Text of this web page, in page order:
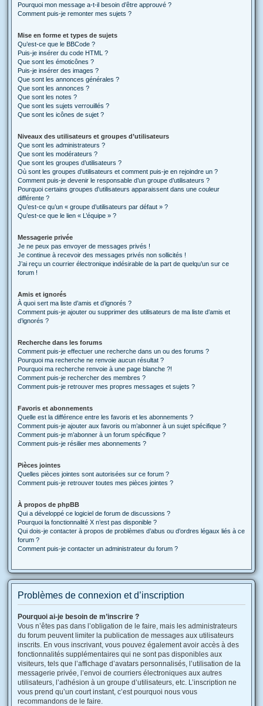
Pourquoi mon message a-t-il besoin d’être approuvé ?
Comment puis-je remonter mes sujets ?
Mise en forme et types de sujets
Qu’est-ce que le BBCode ?
Puis-je insérer du code HTML ?
Que sont les émoticônes ?
Puis-je insérer des images ?
Que sont les annonces générales ?
Que sont les annonces ?
Que sont les notes ?
Que sont les sujets verrouillés ?
Que sont les icônes de sujet ?
Niveaux des utilisateurs et groupes d’utilisateurs
Que sont les administrateurs ?
Que sont les modérateurs ?
Que sont les groupes d’utilisateurs ?
Où sont les groupes d’utilisateurs et comment puis-je en rejoindre un ?
Comment puis-je devenir le responsable d’un groupe d’utilisateurs ?
Pourquoi certains groupes d’utilisateurs apparaissent dans une couleur
différente ?
Qu’est-ce qu’un « groupe d’utilisateurs par défaut » ?
Qu’est-ce que le lien « L’équipe » ?
Messagerie privée
Je ne peux pas envoyer de messages privés !
Je continue à recevoir des messages privés non sollicités !
J’ai reçu un courrier électronique indésirable de la part de quelqu’un sur ce
forum !
Amis et ignorés
À quoi sert ma liste d’amis et d’ignorés ?
Comment puis-je ajouter ou supprimer des utilisateurs de ma liste d’amis et
d’ignorés ?
Recherche dans les forums
Comment puis-je effectuer une recherche dans un ou des forums ?
Pourquoi ma recherche ne renvoie aucun résultat ?
Pourquoi ma recherche renvoie à une page blanche ?!
Comment puis-je rechercher des membres ?
Comment puis-je retrouver mes propres messages et sujets ?
Favoris et abonnements
Quelle est la différence entre les favoris et les abonnements ?
Comment puis-je ajouter aux favoris ou m’abonner à un sujet spécifique ?
Comment puis-je m’abonner à un forum spécifique ?
Comment puis-je résilier mes abonnements ?
Pièces jointes
Quelles pièces jointes sont autorisées sur ce forum ?
Comment puis-je retrouver toutes mes pièces jointes ?
À propos de phpBB
Qui a développé ce logiciel de forum de discussions ?
Pourquoi la fonctionnalité X n’est pas disponible ?
Qui dois-je contacter à propos de problèmes d’abus ou d’ordres légaux liés à ce
forum ?
Comment puis-je contacter un administrateur du forum ?
Problèmes de connexion et d’inscription
Pourquoi ai-je besoin de m’inscrire ?
Vous n’êtes pas dans l’obligation de le faire, mais les administrateurs
du forum peuvent limiter la publication de messages aux utilisateurs
inscrits. En vous inscrivant, vous pouvez également avoir accès à des
fonctionnalités supplémentaires qui ne sont pas disponibles aux
visiteurs, tels que l’affichage d’avatars personnalisés, l’utilisation de la
messagerie privée, l’envoi de courriers électroniques aux autres
utilisateurs, l’adhésion à un groupe d’utilisateurs, etc. L’inscription ne
vous prend qu’un court instant, c’est pourquoi nous vous
recommandons de le faire.